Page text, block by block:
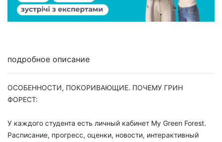
подробное описание
ОСОБЕННОСТИ, ПОКОРИВАЮЩИЕ. ПОЧЕМУ ГРИН
ФОРЕСТ:
У каждого студента есть личный кабинет My Green Forest.
Расписание, прогресс, оценки, новости, интерактивный